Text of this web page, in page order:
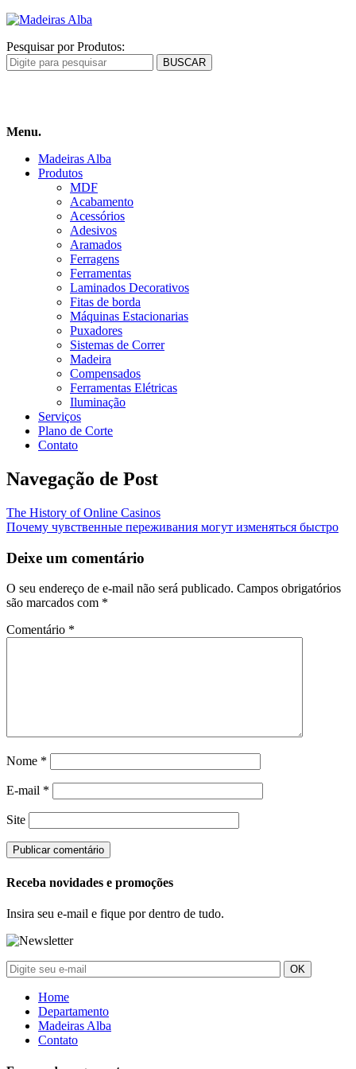
Pesquisar por Produtos:
Menu.
Madeiras Alba
Produtos
MDF
Acabamento
Acessórios
Adesivos
Aramados
Ferragens
Ferramentas
Laminados Decorativos
Fitas de borda
Máquinas Estacionarias
Puxadores
Sistemas de Correr
Madeira
Compensados
Ferramentas Elétricas
Iluminação
Serviços
Plano de Corte
Contato
Navegação de Post
The History of Online Casinos
Почему чувственные переживания могут изменяться быстро
Deixe um comentário
O seu endereço de e-mail não será publicado. Campos obrigatórios
são marcados com *
Comentário *
Nome *
E-mail *
Site
Receba novidades e promoções
Insira seu e-mail e fique por dentro de tudo.
Home
Departamento
Madeiras Alba
Contato